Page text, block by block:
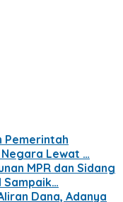
Pemerintah
Lewat …
MPR dan Sidang
Sampaik…
Dana, Adanya